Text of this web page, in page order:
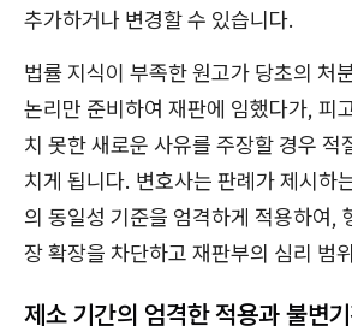
추가하거나 변경할 수 있습니다.
법률 지식이 부족한 원고가 당초의 처
논리만 준비하여 재판에 임했다가, 피
치 못한 새로운 사유를 주장할 경우 적
치게 됩니다. 변호사는 판례가 제시하
의 동일성 기준을 엄격하게 적용하여,
장 확장을 차단하고 재판부의 심리 범
제소 기간의 엄격한 적용과 불변